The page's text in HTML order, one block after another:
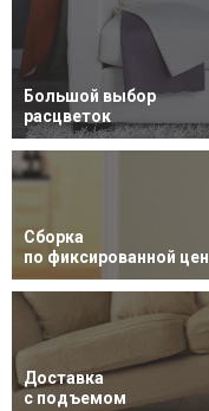
Большой выбор
расцветок
Сборка
по фиксированной
Доставка
с подъемом